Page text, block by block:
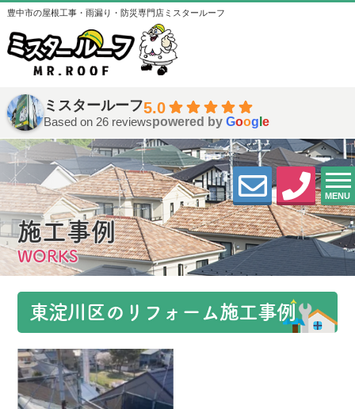
豊中市の屋根工事・雨漏り・防災専門店ミスタールーフ
MENU
ミスタールーフ5.0
Based on 26 reviewspowered by Goog e
施工事例
WORKS
東淀川区のリフォーム施工事例